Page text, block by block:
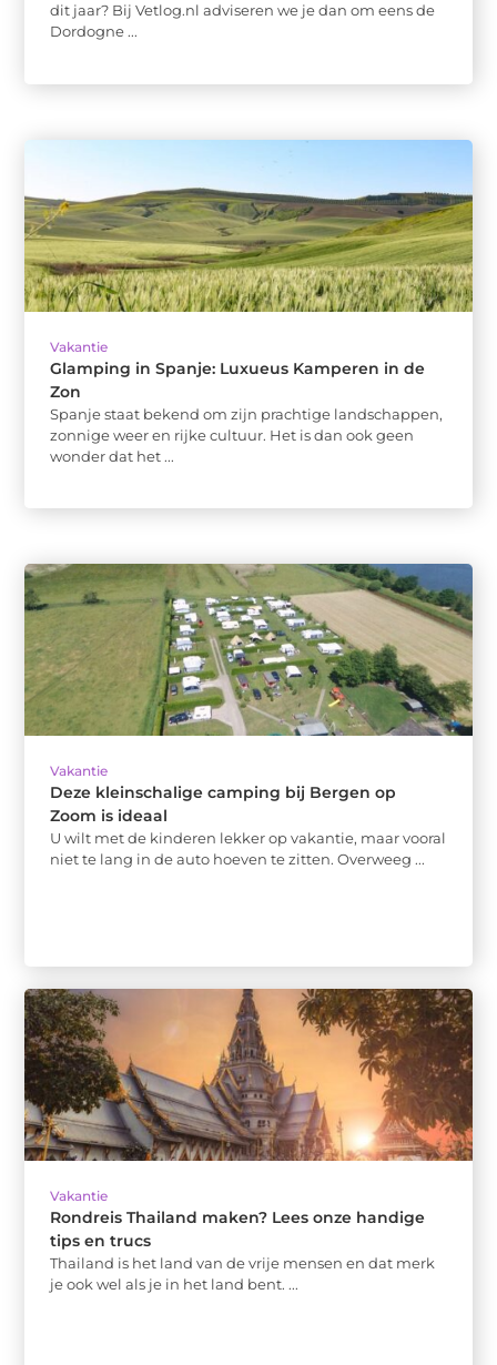
dit jaar? Bij Vetlog.nl adviseren we je dan om eens de
Dordogne ...
Vakantie
Glamping in Spanje: Luxueus Kamperen in de
Zon
Spanje staat bekend om zijn prachtige landschappen,
zonnige weer en rijke cultuur. Het is dan ook geen
wonder dat het ...
Vakantie
Deze kleinschalige camping bij Bergen op
Zoom is ideaal
U wilt met de kinderen lekker op vakantie, maar vooral
niet te lang in de auto hoeven te zitten. Overweeg ...
Vakantie
Rondreis Thailand maken? Lees onze handige
tips en trucs
Thailand is het land van de vrije mensen en dat merk
je ook wel als je in het land bent. ...